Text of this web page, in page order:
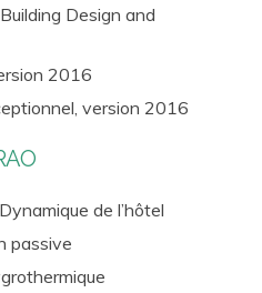
Design and
2016
version 2016
de l’hôtel
passive